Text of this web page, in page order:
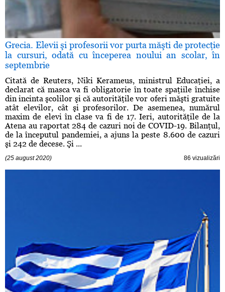
Grecia. Elevii şi profesorii vor purta măşti de protecţie
la cursuri, odată cu începerea noului an scolar, în
septembrie
Citată de Reuters, Niki Kerameus, ministrul Educaţiei, a
declarat că masca va fi obligatorie în toate spaţiile închise
din incinta şcolilor şi că autorităţile vor oferi măşti gratuite
atât elevilor, cât şi profesorilor. De asemenea, numărul
maxim de elevi în clase va fi de 17. Ieri, autorităţile de la
Atena au raportat 284 de cazuri noi de COVID-19. Bilanţul,
de la începutul pandemiei, a ajuns la peste 8.600 de cazuri
şi 242 de decese. Şi ...
(25 august 2020) 86 vizualizări